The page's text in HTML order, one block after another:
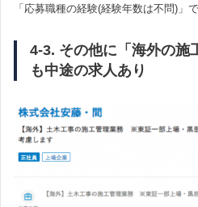
「応募職種の経験(経験年数は不問)」で
4-3. その他に「海外の施
も中途の求人あり